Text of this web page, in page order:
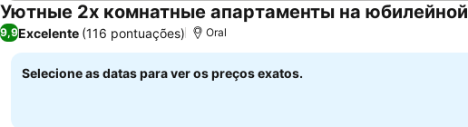
Уютные 2х комнатные апартаменты на юбилейной
9,9Excelente (116 pontuações) Oral
Selecione as datas para ver os preços exatos.